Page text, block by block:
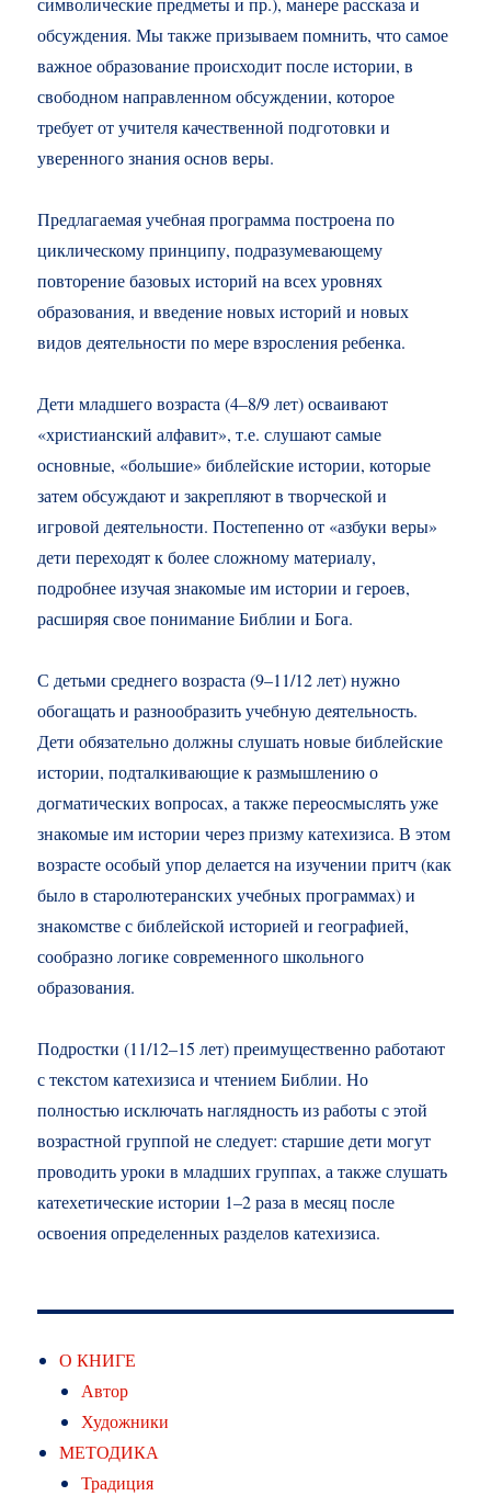
обсуждения. Мы также призываем помнить, что самое
важное образование происходит после истории, в
свободном направленном обсуждении, которое
требует от учителя качественной подготовки и
уверенного знания основ веры.
Предлагаемая учебная программа построена по
циклическому принципу, подразумевающему
повторение базовых историй на всех уровнях
образования, и введение новых историй и новых
видов деятельности по мере взросления ребенка.
Дети младшего возраста (4–8/9 лет) осваивают
«христианский алфавит», т.е. слушают самые
основные, «большие» библейские истории, которые
затем обсуждают и закрепляют в творческой и
игровой деятельности. Постепенно от «азбуки веры»
дети переходят к более сложному материалу,
подробнее изучая знакомые им истории и героев,
расширяя свое понимание Библии и Бога.
С детьми среднего возраста (9–11/12 лет) нужно
обогащать и разнообразить учебную деятельность.
Дети обязательно должны слушать новые библейские
истории, подталкивающие к размышлению о
догматических вопросах, а также переосмыслять уже
знакомые им истории через призму катехизиса. В этом
возрасте особый упор делается на изучении притч (как
было в старолютеранских учебных программах) и
знакомстве с библейской историей и географией,
сообразно логике современного школьного
образования.
Подростки (11/12–15 лет) преимущественно работают
с текстом катехизиса и чтением Библии. Но
полностью исключать наглядность из работы с этой
возрастной группой не следует: старшие дети могут
проводить уроки в младших группах, а также слушать
катехетические истории 1–2 раза в месяц после
освоения определенных разделов катехизиса.
О КНИГЕ
Автор
Художники
МЕТОДИКА
Традиция